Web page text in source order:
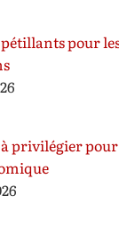
pour
à privilégier